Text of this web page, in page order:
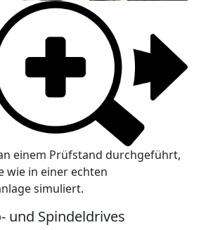
einem Prüfstand durchgeführt,
wie in einer echten
simuliert.
und Spindeldrives